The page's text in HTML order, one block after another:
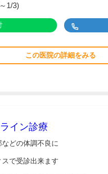
1/3)
この医院の詳細をみる
イン診療
どの体調不良に
で受診出来ます